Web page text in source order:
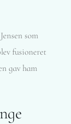
som
fusioneret
gav ham